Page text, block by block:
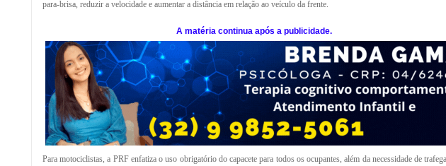
para-brisa, reduzir a velocidade e aumentar a distância em relação ao veículo da frente.
A matéria continua após a publicidade.
Para motociclistas, a PRF enfatiza o uso obrigatório do capacete para todos os ocupantes, além da necessidade de